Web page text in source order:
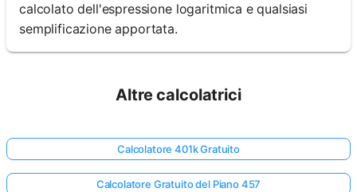
calcolato dell'espressione logaritmica e qualsiasi
semplificazione apportata.
Altre calcolatrici
Calcolatore 401k Gratuito
Calcolatore Gratuito del Piano 457